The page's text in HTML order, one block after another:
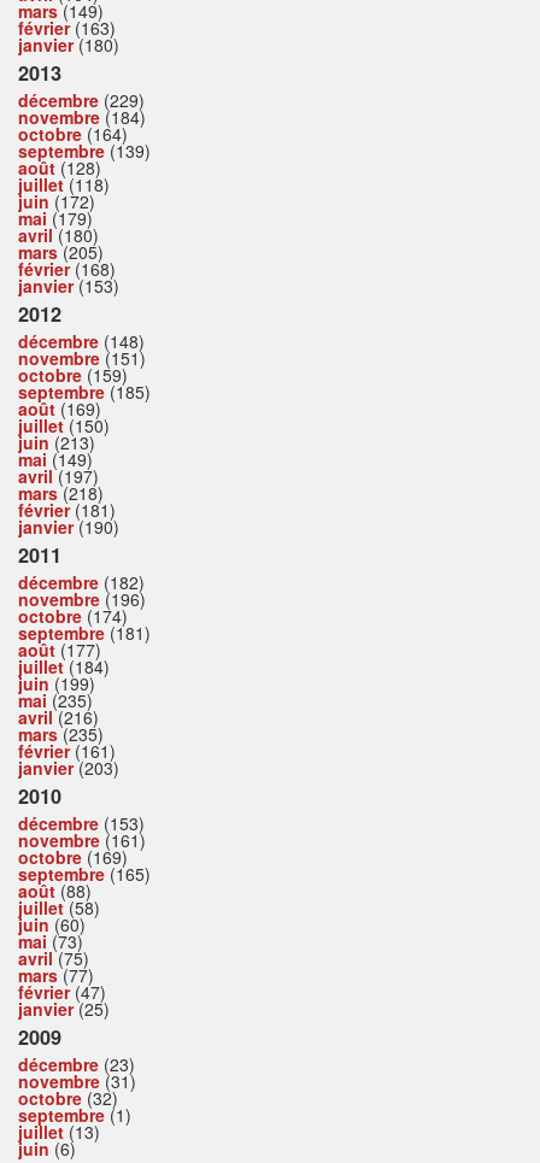
mars(149)
février(163)
janvier(180)
2013
décembre (229)
novembre (184)
octobre (164)
septembre (139)
août (128)
juillet(118)
juin (172)
mai (179)
avril(180)
mars(205)
février(168)
janvier(153)
2012
décembre (148)
novembre (151)
octobre (159)
septembre (185)
août (169)
juillet(150)
juin (213)
mai (149)
avril(197)
mars(218)
février(181)
janvier(190)
2011
décembre (182)
novembre (196)
octobre (174)
septembre (181)
août (177)
juillet(184)
juin (199)
mai (235)
avril(216)
mars(235)
février(161)
janvier(203)
2010
décembre (153)
novembre (161)
octobre (169)
septembre (165)
août (88)
juillet(58)
juin (60)
mai (73)
avril(75)
mars(77)
février(47)
janvier(25)
2009
décembre (23)
novembre (31)
octobre (32)
septembre (1)
juillet (13)
juin (6)